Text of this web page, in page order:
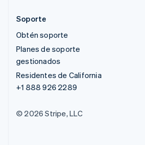
Soporte
Obtén soporte
Planes de soporte
gestionados
Residentes de California
+1 888 926 2289
© 2026 Stripe, LLC